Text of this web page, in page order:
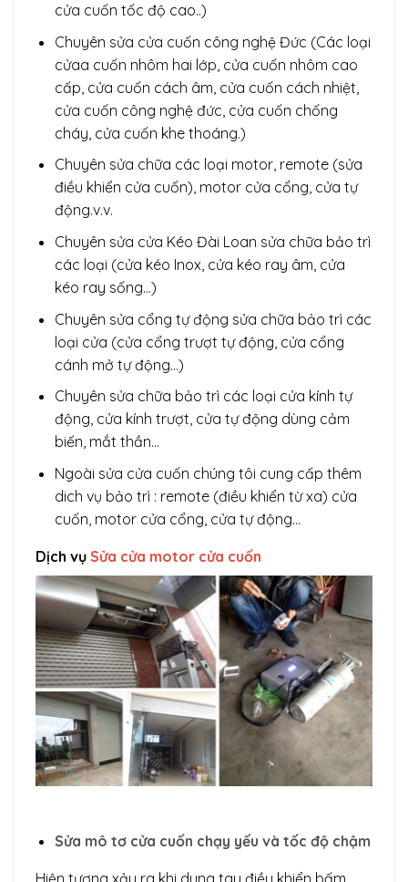
cửa cuốn tốc độ cao..)
Chuyên sửa cửa cuốn công nghệ Đức (Các loại
cửaa cuốn nhôm hai lớp, cửa cuốn nhôm cao
cấp, cửa cuốn cách âm, cửa cuốn cách nhiệt,
cửa cuốn công nghệ đức, cửa cuốn chống
cháy, cửa cuốn khe thoáng.)
Chuyên sửa chữa các loại motor, remote (sửa
điều khiển cửa cuốn), motor cửa cổng, cửa tự
động.v.v.
Chuyên sửa cửa Kéo Đài Loan sửa chữa bảo trì
các loại (cửa kéo Inox, cửa kéo ray âm, cửa
kéo ray sống…)
Chuyên sửa cổng tự động sửa chữa bảo trì các
loại cửa (cửa cổng trượt tự động, cửa cổng
cánh mở tự động…)
Chuyên sửa chữa bảo trì các loại cửa kính tự
động, cửa kính trượt, cửa tự động dùng cảm
biến, mắt thần…
Ngoài sửa cửa cuốn chúng tôi cung cấp thêm
dich vụ bảo trì : remote (điều khiển từ xa) cửa
cuốn, motor cửa cổng, cửa tự động…
Dịch vụ Sửa cửa motor cửa cuốn
Sửa mô tơ cửa cuốn chạy yếu và tốc độ chậm